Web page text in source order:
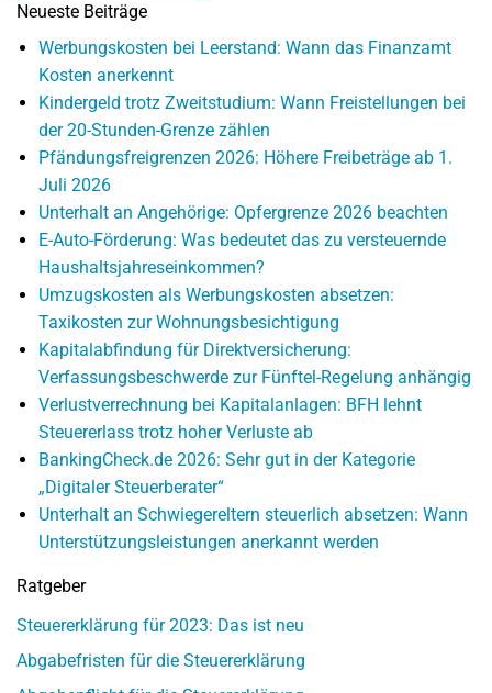
Neueste Beiträge
Werbungskosten bei Leerstand: Wann das Finanzamt
Kosten anerkennt
Kindergeld trotz Zweitstudium: Wann Freistellungen bei
der 20-Stunden-Grenze zählen
Pfändungsfreigrenzen 2026: Höhere Freibeträge ab 1.
Juli 2026
Unterhalt an Angehörige: Opfergrenze 2026 beachten
E-Auto-Förderung: Was bedeutet das zu versteuernde
Haushaltsjahreseinkommen?
Umzugskosten als Werbungskosten absetzen:
Taxikosten zur Wohnungsbesichtigung
Kapitalabfindung für Direktversicherung:
Verfassungsbeschwerde zur Fünftel-Regelung anhängig
Verlustverrechnung bei Kapitalanlagen: BFH lehnt
Steuererlass trotz hoher Verluste ab
BankingCheck.de 2026: Sehr gut in der Kategorie
„Digitaler Steuerberater“
Unterhalt an Schwiegereltern steuerlich absetzen: Wann
Unterstützungsleistungen anerkannt werden
Ratgeber
Steuererklärung für 2023: Das ist neu
Abgabefristen für die Steuererklärung